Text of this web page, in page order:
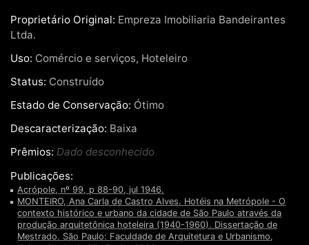
Proprietário Original: Empreza Imobiliaria Bandeirantes
Ltda.
Uso: Comércio e serviços, Hoteleiro
Status: Construído
Estado de Conservação: Ótimo
Descaracterização: Baixa
Prêmios: Dado desconhecido
Publicações:
Acrópole, nº 99, p 88-90, jul 1946.
MONTEIRO, Ana Carla de Castro Alves. Hotéis na Metrópole - O
contexto histórico e urbano da cidade de São Paulo através da
produção arquitetônica hoteleira (1940-1960). Dissertação de
Mestrado. São Paulo: Faculdade de Arquitetura e Urbanismo,